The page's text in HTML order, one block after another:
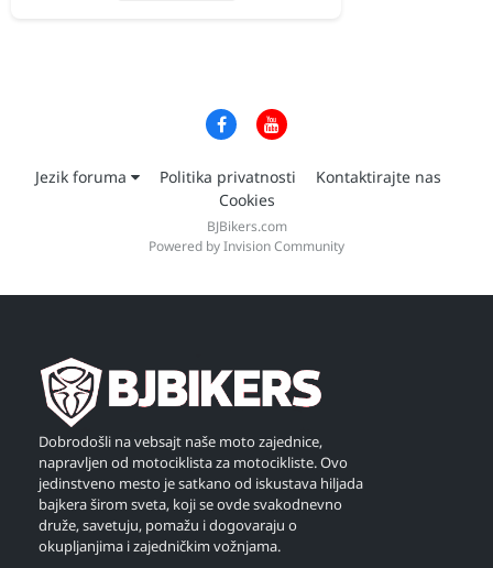
Jezik foruma Politika privatnosti
Kontaktirajte nas
Cookies
BJBikers.com
Powered by Invision Community
Dobrodošli na vebsajt naše moto zajednice,
napravljen od motociklista za motocikliste. Ovo
jedinstveno mesto je satkano od iskustava hiljada
bajkera širom sveta, koji se ovde svakodnevno
druže, savetuju, pomažu i dogovaraju o
okupljanjima i zajedničkim vožnjama.